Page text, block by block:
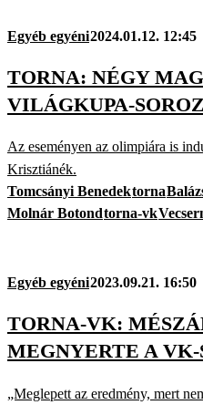
Egyéb egyéni2024.01.12. 12:45
TORNA: NÉGY
VILÁGKUPA-
Az eseményen az olimpiára is
Krisztiánék.
Tomcsányi Benedektorna
Molnár Botondtorna-vk
Egyéb egyéni2023.09.21. 16:50
TORNA-VK:
MEGNYERTE A
„Meglepett az eredmény, mert